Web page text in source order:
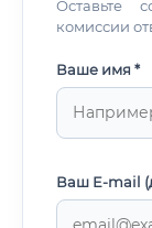
Оставьте
комиссии
Ваше имя *
Ваш E-mail